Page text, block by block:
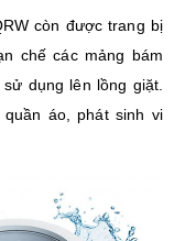
còn được trang bị
chế các mảng bám
dụng lên lồng giặt.
áo, phát sinh vi